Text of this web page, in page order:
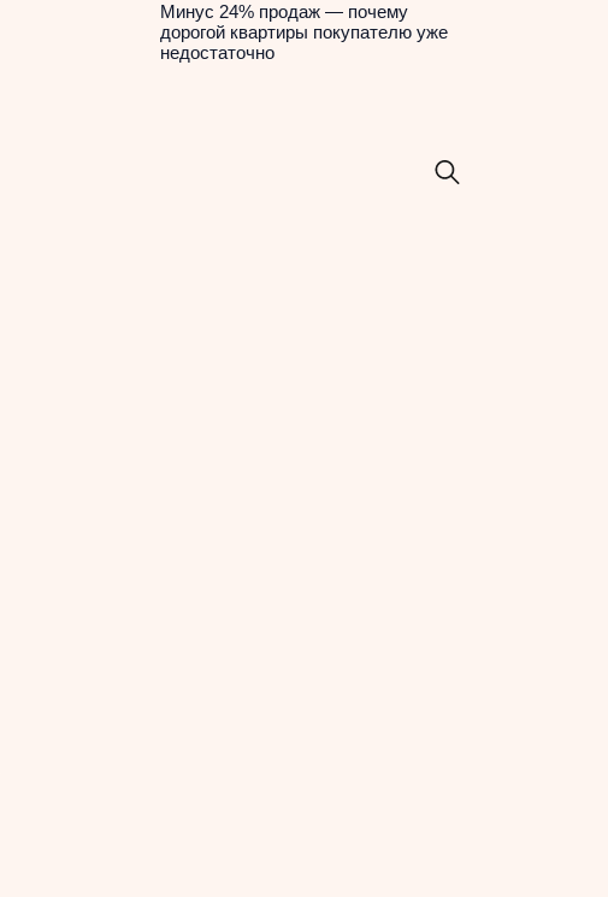
Минус 24% продаж — почему
дорогой квартиры покупателю уже
недостаточно